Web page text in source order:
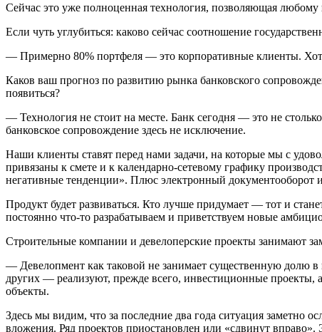
Сейчас это уже полноценная технология, позволяющая
Если чуть углубиться: каково сейчас соотношение
— Примерно 80% портфеля — это корпоративные клиенты. Хотя
Каков ваш прогноз по развитию рынка банковского
появиться?
— Технология не стоит на месте. Банк сегодня — это не
банковское сопровождение здесь не исключение.
Наши клиенты ставят перед нами задачи, на которые мы с
привязаны к смете и к календарно-сетевому графику
негативные тенденции». Плюс электронный документооборот
Продукт будет развиваться. Кто лучше придумает — тот и
постоянно что-то разрабатываем и приветствуем новые
Строительные компании и девелоперские проекты занимают
— Девелопмент как таковой не занимает существенную долю в
других — реализуют, прежде всего, инвестиционные проекты,
объекты.
Здесь мы видим, что за последние два года ситуация заметно
вложения. Ряд проектов приостановлен или «сдвинут